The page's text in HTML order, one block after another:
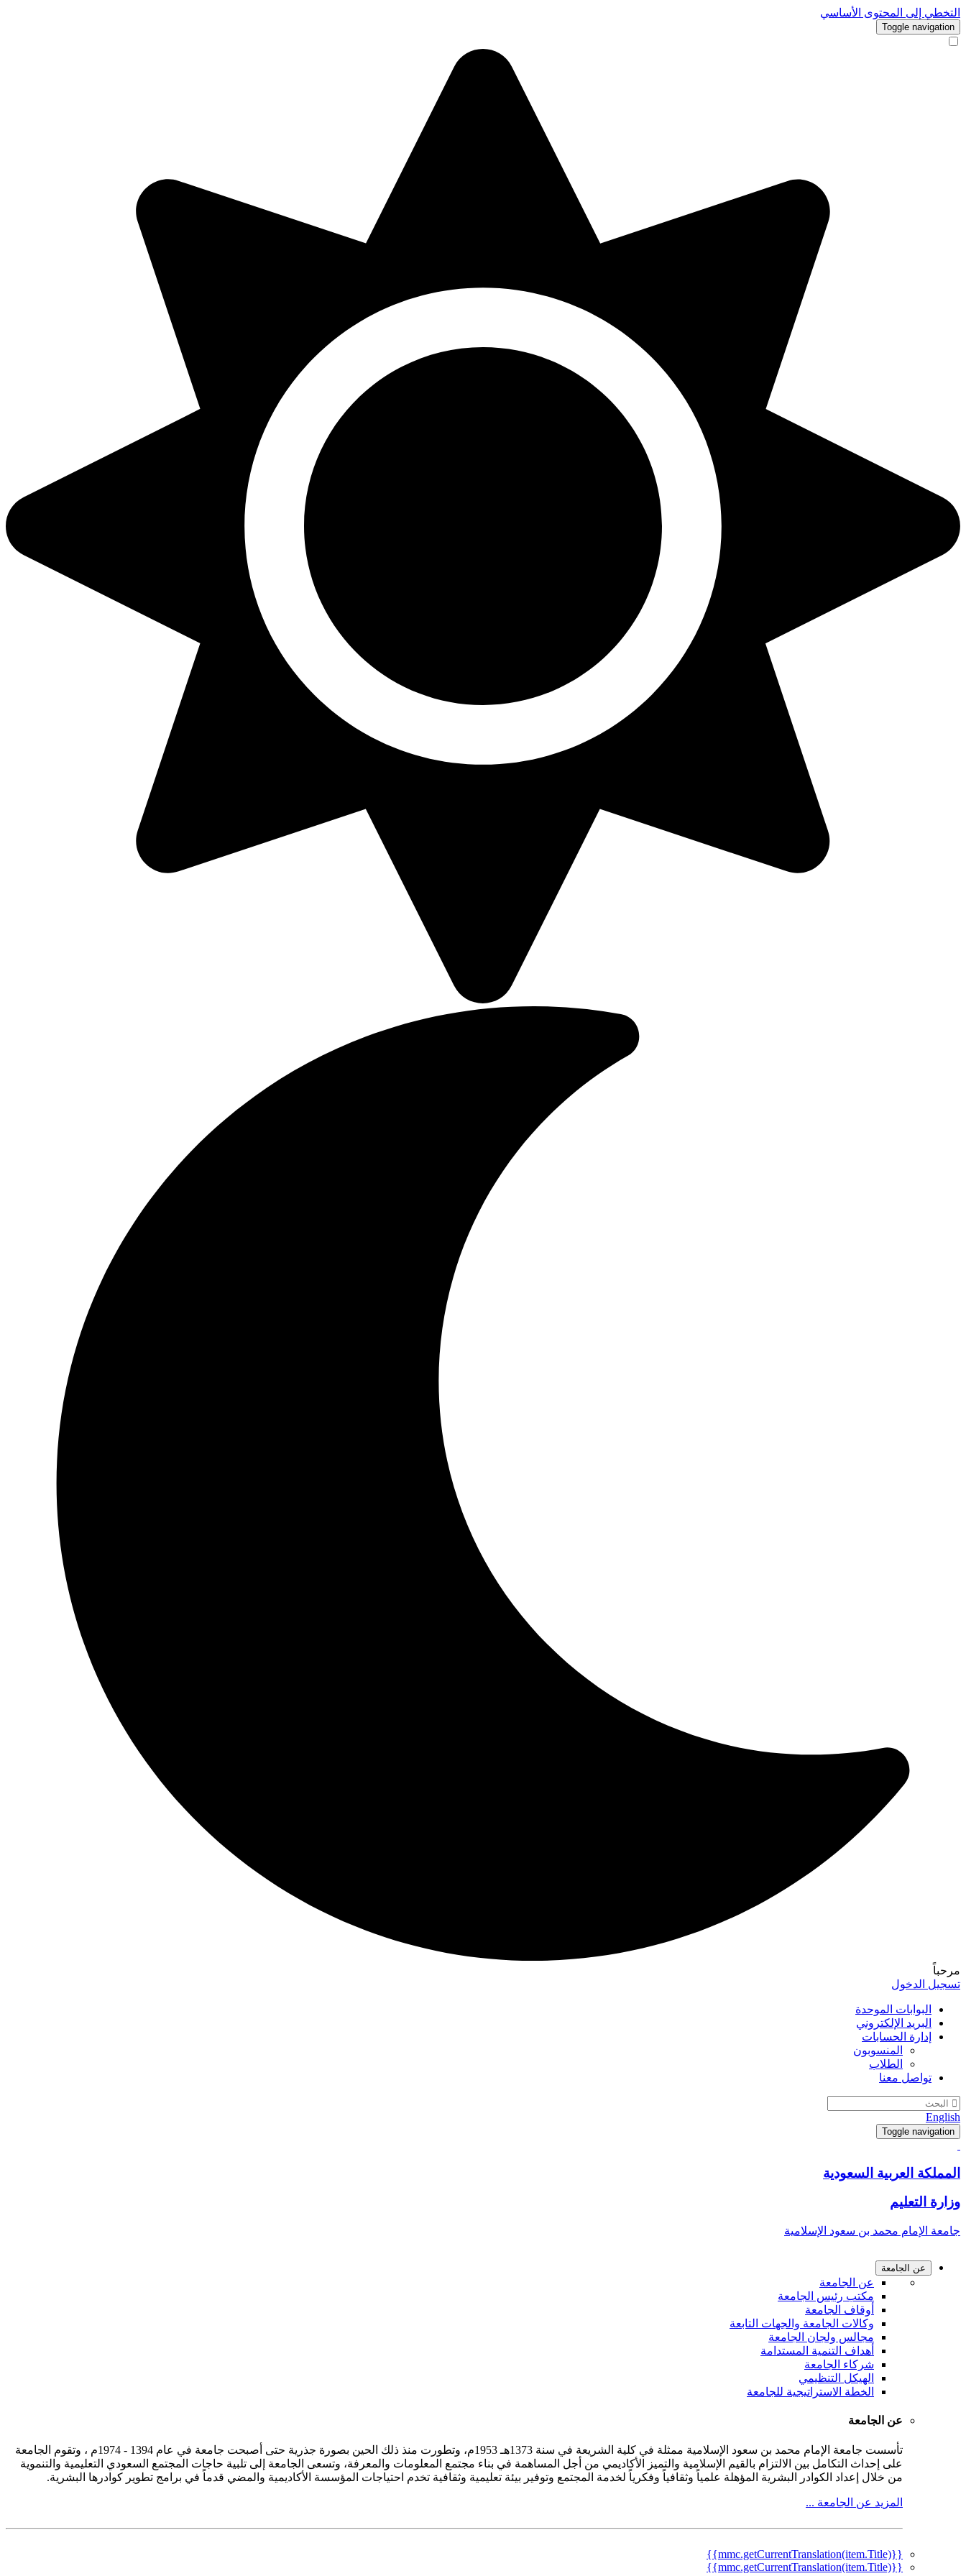
التخطي إلى المحتوى الأساسي
Toggle navigation
مرحباً
تسجيل الدخول
البوابات الموحدة
البريد الإلكتروني
إدارة الحسابات
المنسوبون
الطلاب
تواصل معنا
English
Toggle navigation
المملكة العربية السعودية
وزارة التعليم
جامعة الإمام محمد بن سعود الإسلامية
عن الجامعة
عن الجامعة
مكتب رئيس الجامعة
أوقاف الجامعة
وكالات الجامعة والجهات التابعة
مجالس ولجان الجامعة
أهداف التنمية المستدامة
شركاء الجامعة
الهيكل التنظيمي
الخطة الاستراتيجية للجامعة
عن الجامعة
تأسست جامعة الإمام محمد بن سعود الإسلامية ممثلة في كلية الشريعة في سنة 1373هـ 1953م، وتطورت منذ ذلك الحين بصورة جذرية حتى أصبحت جامعة في عام 1394 - 1974م ، وتقوم الجامعة
على إحداث التكامل بين الالتزام بالقيم الإسلامية والتميز الأكاديمي من أجل المساهمة في بناء مجتمع المعلومات والمعرفة، وتسعى الجامعة إلى تلبية حاجات المجتمع السعودي التعليمية والتنموية
من خلال إعداد الكوادر البشرية المؤهلة علمياً وثقافياً وفكرياً لخدمة المجتمع وتوفير بيئة تعليمية وثقافية تخدم احتياجات المؤسسة الأكاديمية والمضي قدماً في برامج تطوير كوادرها البشرية.
المزيد عن الجامعة ...
{{mmc.getCurrentTranslation(item.Title)}}
{{mmc.getCurrentTranslation(item.Title)}}